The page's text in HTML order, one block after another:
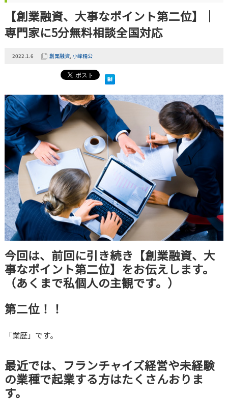
【創業融資、大事なポイント第二位】｜
専門家に5分無料相談全国対応
2022.1.6 創業融資, 小峰精公
今回は、前回に引き続き【創業融資、大
事なポイント第二位】をお伝えします。
（あくまで私個人の主観です。）
第二位！！
「業歴」です。
最近では、フランチャイズ経営や未経験
の業種で起業する方はたくさんおりま
す。